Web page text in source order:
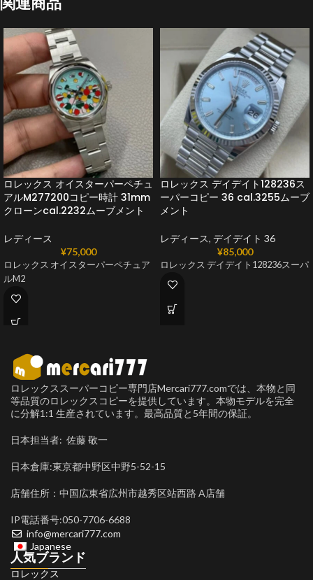
ロレックス オイスターパーペチュ
アルM277200コピー時計 31mm
クローンcal.2232ムーブメント
レディース
¥75,000
ロレックス オイスターパーペチュア
ルM2
ロレックス デイデイト128236ス
ーパーコピー 36 cal.3255ムーブ
メント
レディース, デイデイト 36
¥85,000
ロレックス デイデイト128236スーパ
ロレックススーパーコピー専門店Mercari777.comでは、本物と同
等品質のロレックスコピーを提供しています。本物モデルを完全
に分解1:1 生産されています。最高品質と5年間の保証。
日本担当者: 佐藤 敬一
日本倉庫:東京都中野区中野5-52-15
店舗住所：中国広東省広州市越秀区站西路 A店舗
IP電話番号:050-7706-6688
info@mercari777.com
Japanese
人気ブランド
ロレックス